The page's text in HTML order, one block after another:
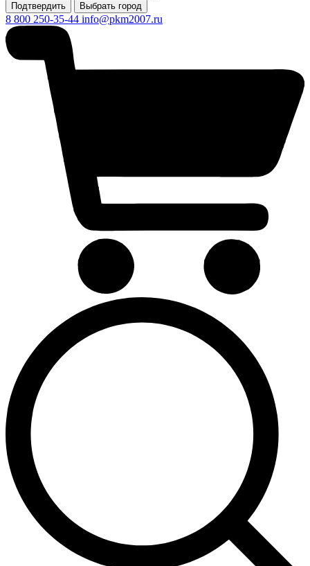
Подтвердить Выбрать город
8 800 250-35-44 info@pkm2007.ru